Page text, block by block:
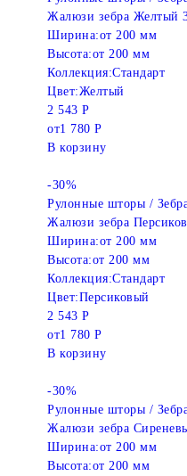
Жалюзи зебра Желтый
Ширина:от 200 мм
Высота:от 200 мм
Коллекция:Стандарт
Цвет:Желтый
2 543 Р
от1 780 Р
В корзину
-30%
Рулонные шторы /
Жалюзи зебра
Ширина:от 200 мм
Высота:от 200 мм
Коллекция:Стандарт
Цвет:Персиковый
2 543 Р
от1 780 Р
В корзину
-30%
Рулонные шторы /
Жалюзи зебра
Ширина:от 200 мм
Высота:от 200 мм